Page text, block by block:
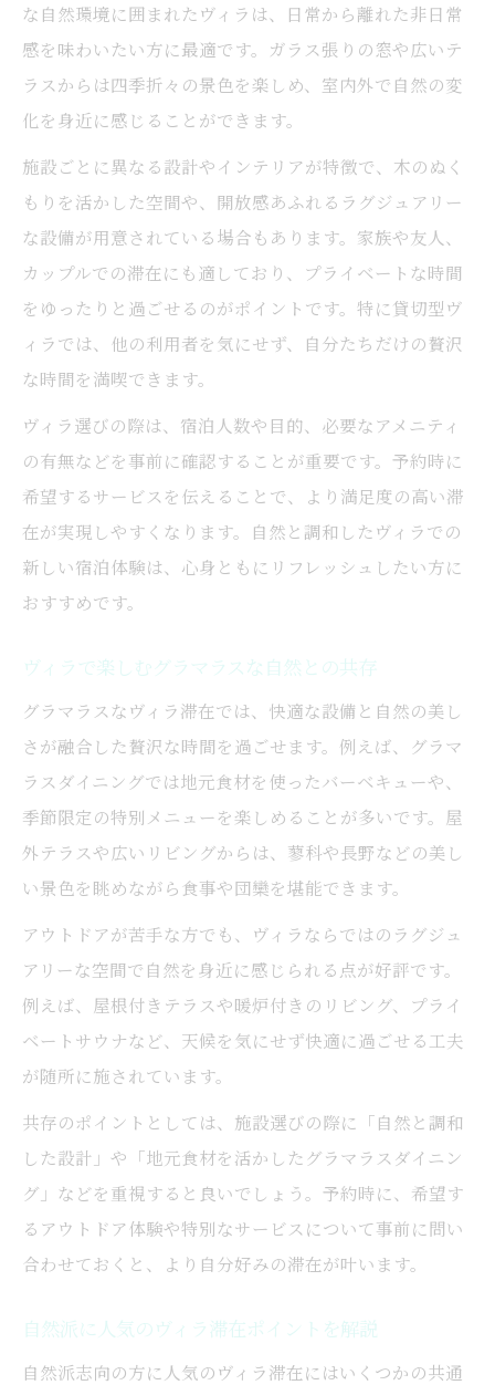
な自然環境に囲まれたヴィラは、日常から離れた非日常
感を味わいたい方に最適です。ガラス張りの窓や広いテ
ラスからは四季折々の景色を楽しめ、室内外で自然の変
化を身近に感じることができます。
施設ごとに異なる設計やインテリアが特徴で、木のぬく
もりを活かした空間や、開放感あふれるラグジュアリー
な設備が用意されている場合もあります。家族や友人、
カップルでの滞在にも適しており、プライベートな時間
をゆったりと過ごせるのがポイントです。特に貸切型ヴ
ィラでは、他の利用者を気にせず、自分たちだけの贅沢
な時間を満喫できます。
ヴィラ選びの際は、宿泊人数や目的、必要なアメニティ
の有無などを事前に確認することが重要です。予約時に
希望するサービスを伝えることで、より満足度の高い滞
在が実現しやすくなります。自然と調和したヴィラでの
新しい宿泊体験は、心身ともにリフレッシュしたい方に
おすすめです。
ヴィラで楽しむグラマラスな自然との共存
グラマラスなヴィラ滞在では、快適な設備と自然の美し
さが融合した贅沢な時間を過ごせます。例えば、グラマ
ラスダイニングでは地元食材を使ったバーベキューや、
季節限定の特別メニューを楽しめることが多いです。屋
外テラスや広いリビングからは、蓼科や長野などの美し
い景色を眺めながら食事や団欒を堪能できます。
アウトドアが苦手な方でも、ヴィラならではのラグジュ
アリーな空間で自然を身近に感じられる点が好評です。
例えば、屋根付きテラスや暖炉付きのリビング、プライ
ベートサウナなど、天候を気にせず快適に過ごせる工夫
が随所に施されています。
共存のポイントとしては、施設選びの際に「自然と調和
した設計」や「地元食材を活かしたグラマラスダイニン
グ」などを重視すると良いでしょう。予約時に、希望す
るアウトドア体験や特別なサービスについて事前に問い
合わせておくと、より自分好みの滞在が叶います。
自然派に人気のヴィラ滞在ポイントを解説
自然派志向の方に人気のヴィラ滞在にはいくつかの共通